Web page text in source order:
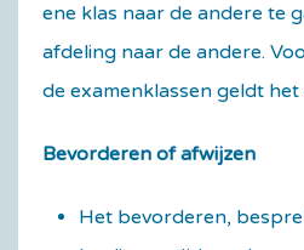
ene klas naar de andere te
afdeling naar de andere.
de examenklassen geldt
Bevorderen of afwijzen
Het bevorderen,